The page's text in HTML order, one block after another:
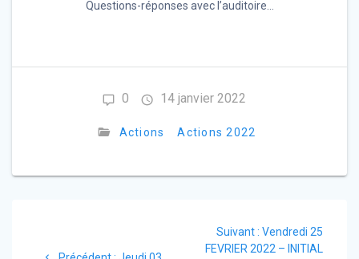
Questions-réponses avec l’auditoire…
0 14 janvier 2022
Actions Actions 2022
Suivant : Article
suivant
Vendredi 25
FEVRIER 2022 – INITIAL